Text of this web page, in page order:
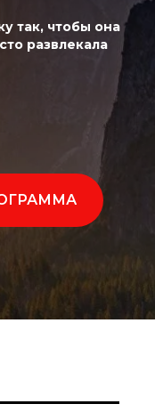
так, чтобы она
развлекала